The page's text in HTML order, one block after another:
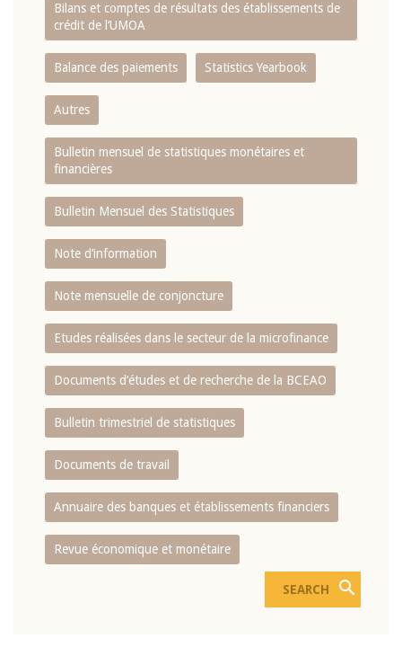
Bilans et comptes de résultats des établissements de
crédit de l‘UMOA
Balance des paiements Statistics Yearbook
Autres
Bulletin mensuel de statistiques monétaires et
financières
Bulletin Mensuel des Statistiques
Note d’information
Note mensuelle de conjoncture
Etudes réalisées dans le secteur de la microfinance
Documents d’études et de recherche de la BCEAO
Bulletin trimestriel de statistiques
Documents de travail
Annuaire des banques et établissements financiers
Revue économique et monétaire